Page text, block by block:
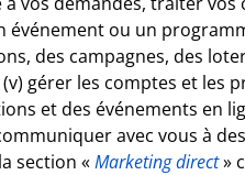
ou un
des campagnes, des
gérer les comptes et les
et des événements en
avec vous à
section «Marketing direct»